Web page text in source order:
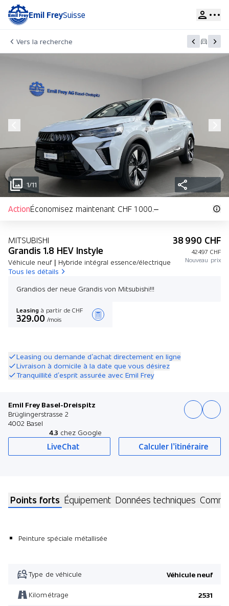
Emil FreySuisse
Vers la recherche
1/11
ActionÉconomisez maintenant CHF 1 000.–
MITSUBISHI
Grandis 1.8 HEV Instyle
Véhicule neuf | Hybride intégral essence/électrique
Tous les détails
38 990 CHF
42 497 CHF
Nouveau prix
Grandios der neue Grandis von Mitsubishi!!!
Leasing à partir de CHF
329.00 /mois
Leasing ou demande d’achat directement en ligne
Livraison à domicile à la date que vous désirez
Tranquillité d’esprit assurée avec Emil Frey
Emil Frey Basel-Dreispitz
Brüglingerstrasse 2
4002 Basel
4.3 chez Google
LiveChat Calculer l’itinéraire
Points forts Équipement Données techniques
Peinture spéciale métallisée
Type de véhicule Véhicule neuf
Kilométrage 2531